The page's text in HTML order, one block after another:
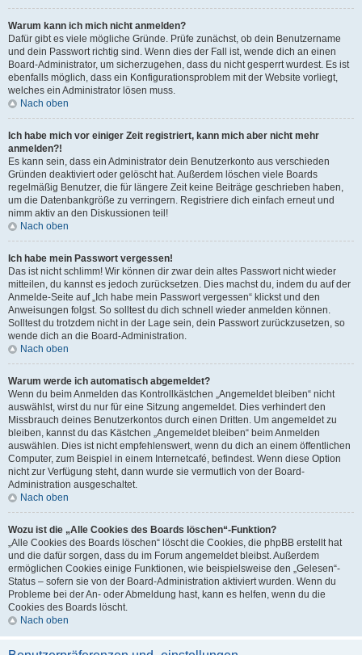
Warum kann ich mich nicht anmelden?
Dafür gibt es viele mögliche Gründe. Prüfe zunächst, ob dein Benutzername
und dein Passwort richtig sind. Wenn dies der Fall ist, wende dich an einen
Board-Administrator, um sicherzugehen, dass du nicht gesperrt wurdest. Es ist
ebenfalls möglich, dass ein Konfigurationsproblem mit der Website vorliegt,
welches ein Administrator lösen muss.
Nach oben
Ich habe mich vor einiger Zeit registriert, kann mich aber nicht mehr
anmelden?!
Es kann sein, dass ein Administrator dein Benutzerkonto aus verschieden
Gründen deaktiviert oder gelöscht hat. Außerdem löschen viele Boards
regelmäßig Benutzer, die für längere Zeit keine Beiträge geschrieben haben,
um die Datenbankgröße zu verringern. Registriere dich einfach erneut und
nimm aktiv an den Diskussionen teil!
Nach oben
Ich habe mein Passwort vergessen!
Das ist nicht schlimm! Wir können dir zwar dein altes Passwort nicht wieder
mitteilen, du kannst es jedoch zurücksetzen. Dies machst du, indem du auf der
Anmelde-Seite auf „Ich habe mein Passwort vergessen“ klickst und den
Anweisungen folgst. So solltest du dich schnell wieder anmelden können.
Solltest du trotzdem nicht in der Lage sein, dein Passwort zurückzusetzen, so
wende dich an die Board-Administration.
Nach oben
Warum werde ich automatisch abgemeldet?
Wenn du beim Anmelden das Kontrollkästchen „Angemeldet bleiben“ nicht
auswählst, wirst du nur für eine Sitzung angemeldet. Dies verhindert den
Missbrauch deines Benutzerkontos durch einen Dritten. Um angemeldet zu
bleiben, kannst du das Kästchen „Angemeldet bleiben“ beim Anmelden
auswählen. Dies ist nicht empfehlenswert, wenn du dich an einem öffentlichen
Computer, zum Beispiel in einem Internetcafé, befindest. Wenn diese Option
nicht zur Verfügung steht, dann wurde sie vermutlich von der Board-
Administration ausgeschaltet.
Nach oben
Wozu ist die „Alle Cookies des Boards löschen“-Funktion?
„Alle Cookies des Boards löschen“ löscht die Cookies, die phpBB erstellt hat
und die dafür sorgen, dass du im Forum angemeldet bleibst. Außerdem
ermöglichen Cookies einige Funktionen, wie beispielsweise den „Gelesen“-
Status – sofern sie von der Board-Administration aktiviert wurden. Wenn du
Probleme bei der An- oder Abmeldung hast, kann es helfen, wenn du die
Cookies des Boards löscht.
Nach oben